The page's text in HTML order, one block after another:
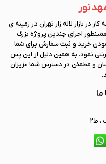
نور
کار در بازار لاله زار تهران در زمینه ی
اجرای چندین پروژه بزرگ
به جهت آسان نمودن خرید و ثبت سفارش برای شما
نمود. به همین دلیل از این پس
و مطمئن در دسترس شما عزیزان
ما
، ط2